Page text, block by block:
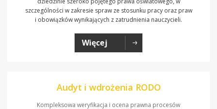
szczególności w zakresie spraw ze stosunku pracy oraz praw
i obowiązków wynikających z zatrudnienia nauczycieli.
Więcej
Audyt i wdrożenia RODO
Kompleksowa weryfikacja i ocena prawna procesów